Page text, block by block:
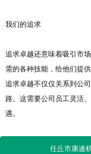
我们的追求
追求卓越还意味着吸引市
需的各种技能，给他们提
追求卓越不仅仅关系到公
路。这需要公司员工灵活
遇。
任丘市康速